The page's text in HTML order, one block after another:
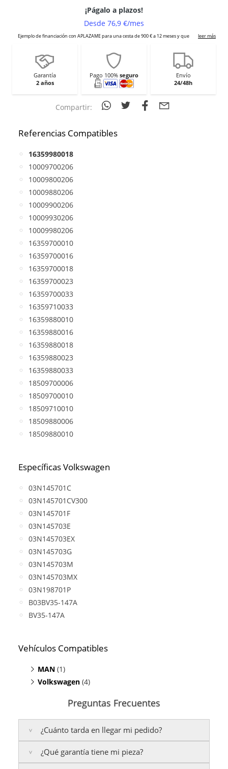
Garantía
2 años
Pago 100% seguro
Envío
24/48h
Compartir:
Referencias Compatibles
16359980018
10009700206
10009800206
10009880206
10009900206
10009930206
10009980206
16359700010
16359700016
16359700018
16359700023
16359700033
16359710033
16359880010
16359880016
16359880018
16359880023
16359880033
18509700006
18509700010
18509710010
18509880006
18509880010
Específicas Volkswagen
03N145701C
03N145701CV300
03N145701F
03N145703E
03N145703EX
03N145703G
03N145703M
03N145703MX
03N198701P
B03BV35-147A
BV35-147A
Vehículos Compatibles
MAN (1)
TGE Bus 2.0
Volkswagen (4)
Grand California 2.0 (TDI, motor CXEB)
Multivan 2.0(TDI, motor CXEB)
Transporter T6 2.0 TDI(motor CXEB)
Preguntas Frecuentes
¿Cuánto tarda en llegar mi pedido?
Península: Entregamos en un plazo estimado de
a 48 horas laborables, si realizas tu pedido antes de
¿Qué garantía tiene mi pieza?